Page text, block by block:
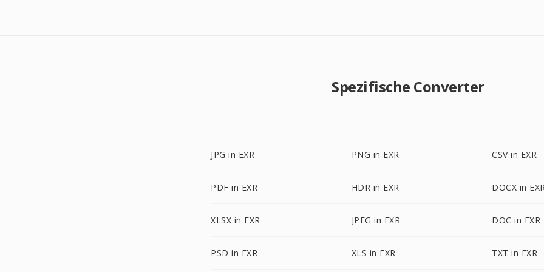
Spezifische Converter
JPG in EXR PNG in EXR CSV in EXR
PDF in EXR HDR in EXR DOCX in
XLSX in EXR JPEG in EXR DOC in EXR
PSD in EXR XLS in EXR TXT in EXR